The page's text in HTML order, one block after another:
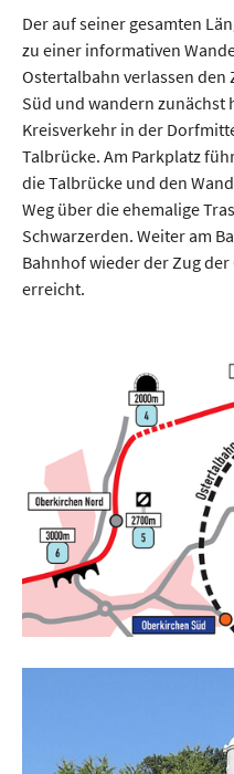
Der auf seiner gesamten
zu einer informativen
Ostertalbahn verlassen
Süd und wandern zunächst
Kreisverkehr in der
Talbrücke. Am Parkplatz
die Talbrücke und den
Weg über die ehemalige
Schwarzerden. Weiter am
Bahnhof wieder der Zug
erreicht.